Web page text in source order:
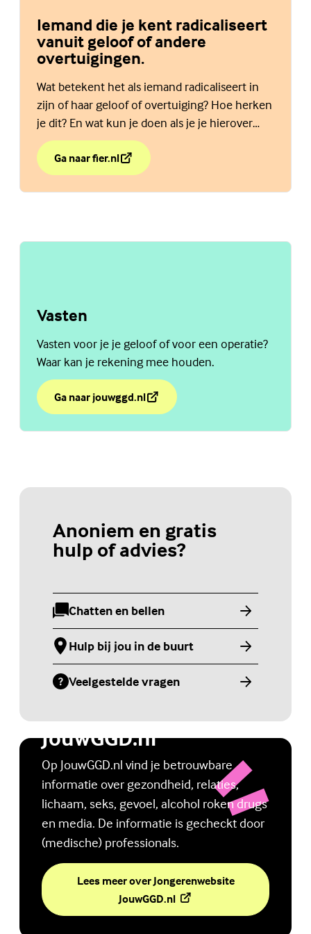
Iemand die je kent radicaliseert
vanuit geloof of andere
overtuigingen.
Wat betekent het als iemand radicaliseert in
zijn of haar geloof of overtuiging? Hoe herken
je dit? En wat kun je doen als je je hierover
zorgen maakt? Of bang bent?
Ga naar fier.nl
over Iemand die je kent radicaliseert vanuit geloof
(Externe link)
Vasten
Vasten voor je je geloof of voor een operatie?
Waar kan je rekening mee houden.
Ga naar jouwggd.nl
over Vasten
(Externe link)
Anoniem en gratis
hulp of advies?
Chatten en bellen
(Externe link)
Hulp bij jou in de buurt
(Externe link)
Veelgestelde vragen
(Externe link)
Jongerenwebsite
JouwGGD.nl
Op JouwGGD.nl vind je betrouwbare
informatie over gezondheid, relaties,
lichaam, seks, gevoel, alcohol roken drugs
en media. De informatie is gecheckt door
(medische) professionals.
Lees meer over Jongerenwebsite
JouwGGD.nl(Externe link)